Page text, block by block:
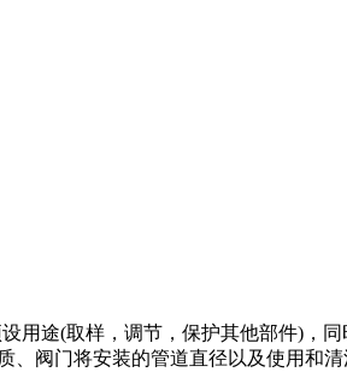
途(取样，调节，保护其他部件)，同
阀门将安装的管道直径以及使用和清